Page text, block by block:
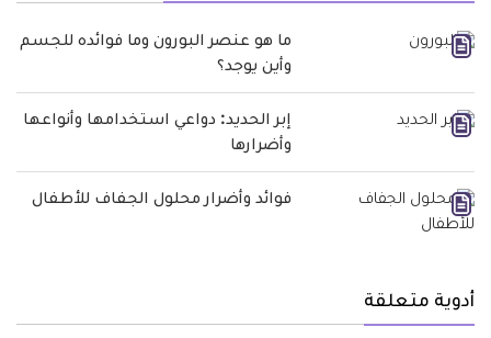
ما هو عنصر البورون وما فوائده للجسم
وأين يوجد؟
إبر الحديد: دواعي استخدامها وأنواعها
وأضرارها
فوائد وأضرار محلول الجفاف للأطفال
أدوية متعلقة